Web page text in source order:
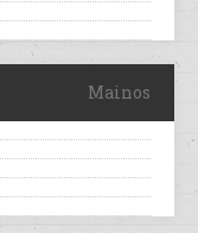
Mainos